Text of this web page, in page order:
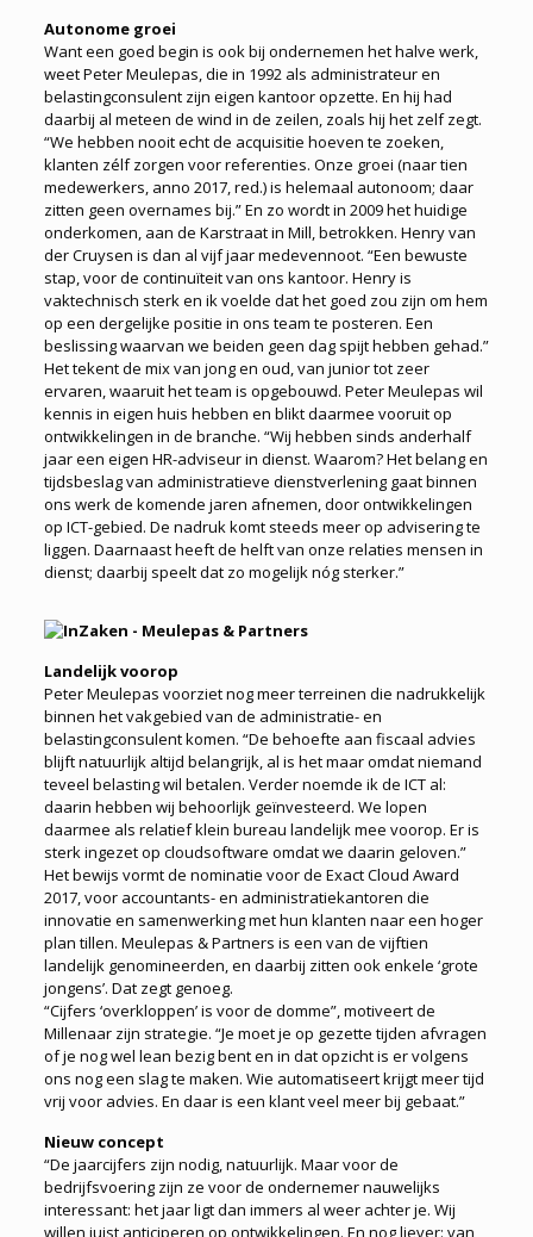
Autonome groei
Want een goed begin is ook bij ondernemen het halve werk,
weet Peter Meulepas, die in 1992 als administrateur en
belastingconsulent zijn eigen kantoor opzette. En hij had
daarbij al meteen de wind in de zeilen, zoals hij het zelf zegt.
“We hebben nooit echt de acquisitie hoeven te zoeken,
klanten zélf zorgen voor referenties. Onze groei (naar tien
medewerkers, anno 2017, red.) is helemaal autonoom; daar
zitten geen overnames bij.” En zo wordt in 2009 het huidige
onderkomen, aan de Karstraat in Mill, betrokken. Henry van
der Cruysen is dan al vijf jaar medevennoot. “Een bewuste
stap, voor de continuïteit van ons kantoor. Henry is
vaktechnisch sterk en ik voelde dat het goed zou zijn om hem
op een dergelijke positie in ons team te posteren. Een
beslissing waarvan we beiden geen dag spijt hebben gehad.”
Het tekent de mix van jong en oud, van junior tot zeer
ervaren, waaruit het team is opgebouwd. Peter Meulepas wil
kennis in eigen huis hebben en blikt daarmee vooruit op
ontwikkelingen in de branche. “Wij hebben sinds anderhalf
jaar een eigen HR-adviseur in dienst. Waarom? Het belang en
tijdsbeslag van administratieve dienstverlening gaat binnen
ons werk de komende jaren afnemen, door ontwikkelingen
op ICT-gebied. De nadruk komt steeds meer op advisering te
liggen. Daarnaast heeft de helft van onze relaties mensen in
dienst; daarbij speelt dat zo mogelijk nóg sterker.”
Landelijk voorop
Peter Meulepas voorziet nog meer terreinen die nadrukkelijk
binnen het vakgebied van de administratie- en
belastingconsulent komen. “De behoefte aan fiscaal advies
blijft natuurlijk altijd belangrijk, al is het maar omdat niemand
teveel belasting wil betalen. Verder noemde ik de ICT al:
daarin hebben wij behoorlijk geïnvesteerd. We lopen
daarmee als relatief klein bureau landelijk mee voorop. Er is
sterk ingezet op cloudsoftware omdat we daarin geloven.”
Het bewijs vormt de nominatie voor de Exact Cloud Award
2017, voor accountants- en administratiekantoren die
innovatie en samenwerking met hun klanten naar een hoger
plan tillen. Meulepas & Partners is een van de vijftien
landelijk genomineerden, en daarbij zitten ook enkele ‘grote
jongens’. Dat zegt genoeg.
“Cijfers ‘overkloppen’ is voor de domme”, motiveert de
Millenaar zijn strategie. “Je moet je op gezette tijden afvragen
of je nog wel lean bezig bent en in dat opzicht is er volgens
ons nog een slag te maken. Wie automatiseert krijgt meer tijd
vrij voor advies. En daar is een klant veel meer bij gebaat.”
Nieuw concept
“De jaarcijfers zijn nodig, natuurlijk. Maar voor de
bedrijfsvoering zijn ze voor de ondernemer nauwelijks
interessant: het jaar ligt dan immers al weer achter je. Wij
willen juist anticiperen op ontwikkelingen. En nog liever: van